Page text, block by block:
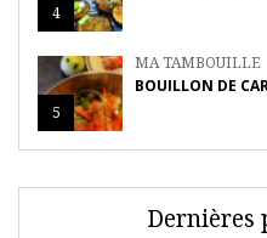
4
5
MA TAMBOUILLE
BOUILLON DE
Dernières